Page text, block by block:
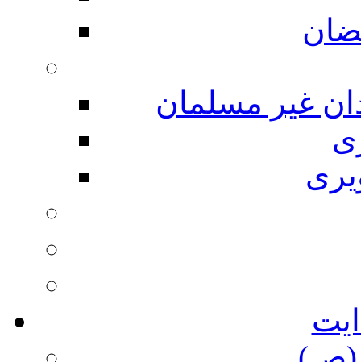
غیر مسلمان